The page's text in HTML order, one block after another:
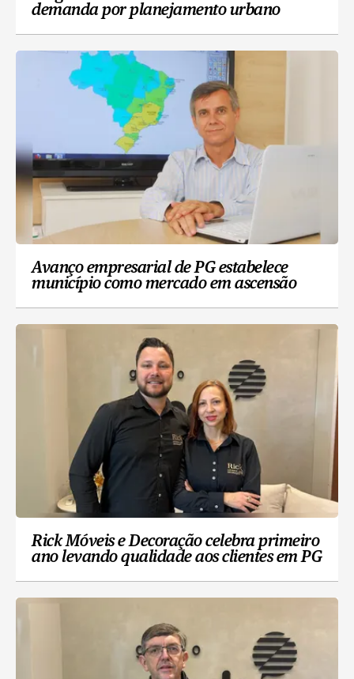
demanda por planejamento urbano
Avanço empresarial de PG estabelece
município como mercado em ascensão
Rick Móveis e Decoração celebra primeiro
ano levando qualidade aos clientes em PG